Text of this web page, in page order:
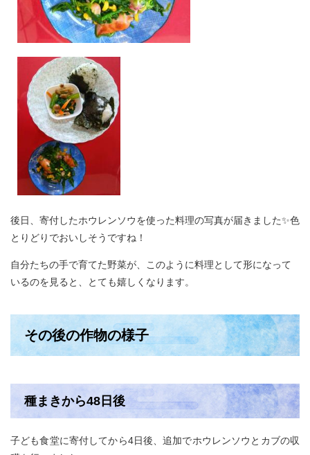
後日、寄付したホウレンソウを使った料理の写真が届きました✨色
とりどりでおいしそうですね！
自分たちの手で育てた野菜が、このように料理として形になって
いるのを見ると、とても嬉しくなります。
その後の作物の様子
種まきから48日後
子ども食堂に寄付してから4日後、追加でホウレンソウとカブの収